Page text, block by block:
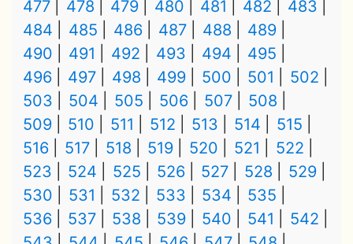
477 478 479 480 481 482
483
484
485 486 487 488
489
490
491 492 493 494
495
496
497 498 499 500 501
502
503
504 505 506 507
508
509
510 511 512 513 514
515
516
517 518 519 520 521
522
523
524 525 526 527 528
529
530
531 532 533 534
535
536
537 538 539 540 541
542